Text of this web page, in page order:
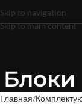
Skip to navigation
Skip to main content
Главная